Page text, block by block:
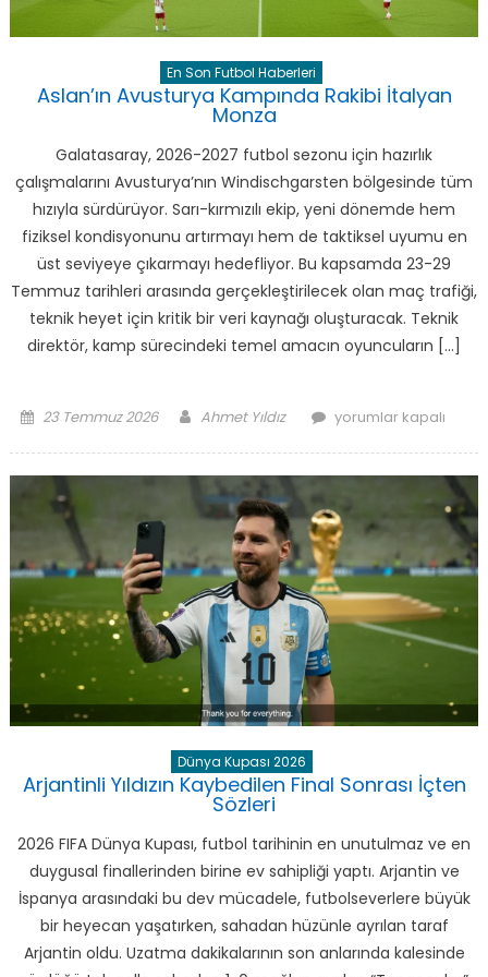
En Son Futbol Haberleri
Aslan’ın Avusturya Kampında Rakibi İtalyan
Monza
Galatasaray, 2026-2027 futbol sezonu için hazırlık
çalışmalarını Avusturya’nın Windischgarsten bölgesinde tüm
hızıyla sürdürüyor. Sarı-kırmızılı ekip, yeni dönemde hem
fiziksel kondisyonunu artırmayı hem de taktiksel uyumu en
üst seviyeye çıkarmayı hedefliyor. Bu kapsamda 23-29
Temmuz tarihleri arasında gerçekleştirilecek olan maç trafiği,
teknik heyet için kritik bir veri kaynağı oluşturacak. Teknik
direktör, kamp sürecindeki temel amacın oyuncuların […]
Posted
23 Temmuz 2026 Author
Ahmet Yıldız
Aslan’ın
İtalyan
Monza
için
yorumlar kapalı
Dünya Kupası 2026
Arjantinli Yıldızın Kaybedilen Final Sonrası İçten
Sözleri
2026 FIFA Dünya Kupası, futbol tarihinin en unutulmaz ve en
duygusal finallerinden birine ev sahipliği yaptı. Arjantin ve
İspanya arasındaki bu dev mücadele, futbolseverlere büyük
bir heyecan yaşatırken, sahadan hüzünle ayrılan taraf
Arjantin oldu. Uzatma dakikalarının son anlarında kalesinde